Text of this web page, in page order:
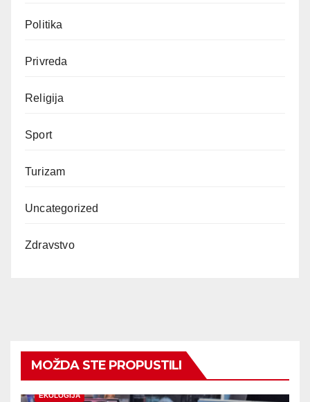
Politika
Privreda
Religija
Sport
Turizam
Uncategorized
Zdravstvo
MOŽDA STE PROPUSTILI
EKOLOGIJA